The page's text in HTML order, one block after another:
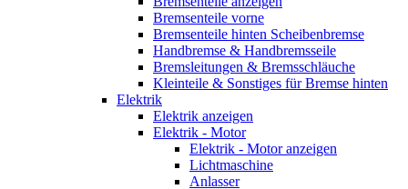
Bremsenteile vorne
Bremsenteile hinten Scheibenbremse
Handbremse & Handbremsseile
Bremsleitungen & Bremsschläuche
Kleinteile & Sonstiges für Bremse hinten
Elektrik
Elektrik anzeigen
Elektrik - Motor
Elektrik - Motor anzeigen
Lichtmaschine
Anlasser